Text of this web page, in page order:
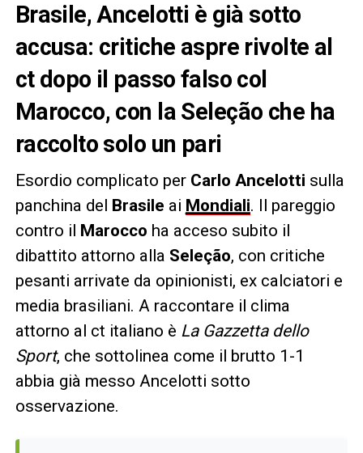
Brasile, Ancelotti è già sotto
accusa: critiche aspre rivolte al
ct dopo il passo falso col
Marocco, con la Seleção che ha
raccolto solo un pari
Esordio complicato per Carlo Ancelotti sulla
panchina del
Brasile ai Mondiali. Il pareggio
contro il
Marocco ha acceso subito il
dibattito attorno alla Seleção, con critiche
pesanti arrivate da opinionisti, ex calciatori e
media brasiliani. A raccontare il clima
attorno al ct italiano è La Gazzetta dello
Sport, che sottolinea come il brutto 1-1
abbia già messo Ancelotti sotto
osservazione.